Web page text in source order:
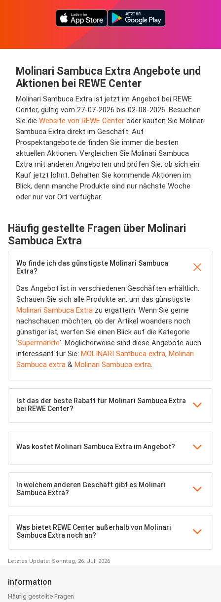
Molinari Sambuca Extra Angebote und
Aktionen bei REWE Center
Molinari Sambuca Extra ist jetzt im Angebot bei REWE
Center, gültig vom 27-07-2026 bis 02-08-2026. Besuchen
Sie die Website von REWE Center oder kaufen Sie Molinari
Sambuca Extra direkt im Geschäft. Auf
Prospektangebote.de finden Sie immer die besten
aktuellen Aktionen. Vergleichen Sie Molinari Sambuca
Extra mit anderen Angeboten und prüfen Sie, ob sich ein
Kauf jetzt lohnt. Behalten Sie kommende Aktionen im
Blick, denn manche Produkte sind nur nächste Woche
oder nur vor Ort verfügbar.
Häufig gestellte Fragen über Molinari
Sambuca Extra
Wo finde ich das günstigste Molinari Sambuca
Extra?
Das Angebot ist in verschiedenen Geschäften erhältlich.
Schauen Sie sich alle Produkte an, um das günstigste
Molinari Sambuca Extra zu ergattern. Wenn Sie gerne
nachschauen möchten, ob der Artikel woanders noch
günstiger ist, werfen Sie einen Blick auf die Kategorie
'Supermärkte'. Möglicherweise sind diese Angebote auch
interessant für Sie: MOLINARI Sambuca extra, Molinari
Sambuca extra & Molinari Sambuca extra.
Ist das der beste Rabatt für Molinari Sambuca Extra
bei REWE Center?
Was kostet Molinari Sambuca Extra im Angebot?
In welchem anderen Geschäft gibt es Molinari
Sambuca Extra?
Was bietet REWE Center außerhalb von Molinari
Sambuca Extra noch an?
Letztes Update: Sonntag, 26. Juli 2026
Information
Häufig gestellte Fragen